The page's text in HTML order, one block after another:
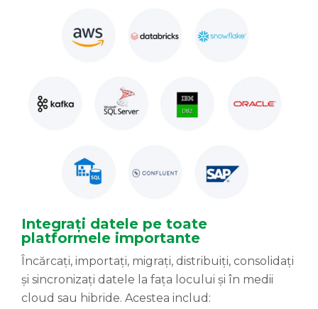
Integrați datele pe toate
platformele importante
Încărcați, importați, migrați, distribuiți, consolidați
și sincronizați datele la fața locului și în medii
cloud sau hibride. Acestea includ: